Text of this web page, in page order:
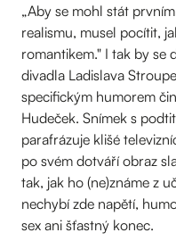
„Aby se mohl stát
realismu, musel pocítit,
romantikem." I tak by se
divadla Ladislava
specifickým humorem
Hudeček. Snímek s
parafrázuje klišé
po svém dotváří obraz
tak, jak ho (ne)známe z
nechybí zde napětí,
sex ani šťastný konec.